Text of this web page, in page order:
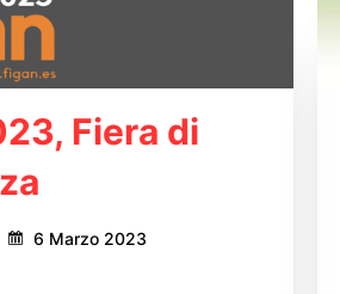
Fiera di
6 Marzo 2023